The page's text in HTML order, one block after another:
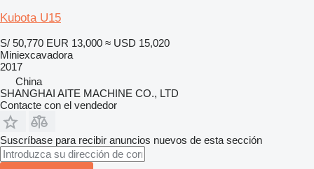
Kubota U15
S/ 50,770 EUR 13,000 ≈ USD 15,020
Miniexcavadora
2017
China
SHANGHAI AITE MACHINE CO., LTD
Contacte con el vendedor
Suscríbase para recibir anuncios nuevos de esta sección